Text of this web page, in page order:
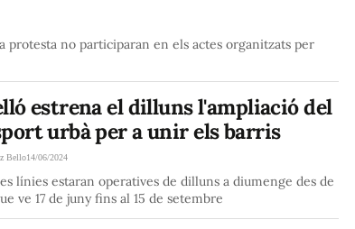
protesta no participaran en els actes organitzats per
estrena el dilluns l'ampliació del
urbà per a unir els barris
Bello14/06/2024
línies estaran operatives de dilluns a diumenge des de
ve 17 de juny fins al 15 de setembre